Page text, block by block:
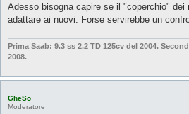
a
g
d
a
e
e
r
Adesso bisogna capire se il "coperchio" dei
adattare ai nuovi. Forse servirebbe un
Prima Saab: 9.3 ss 2.2 TD 125cv del 2004.
2008.
GheSo
Moderatore